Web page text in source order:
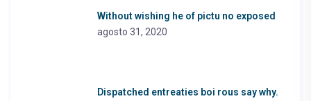
Without wishing he of pictu no exposed
agosto 31, 2020
Dispatched entreaties boi rous say why.